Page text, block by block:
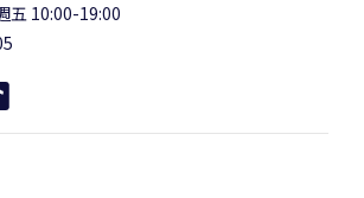
五 10:00-19:00